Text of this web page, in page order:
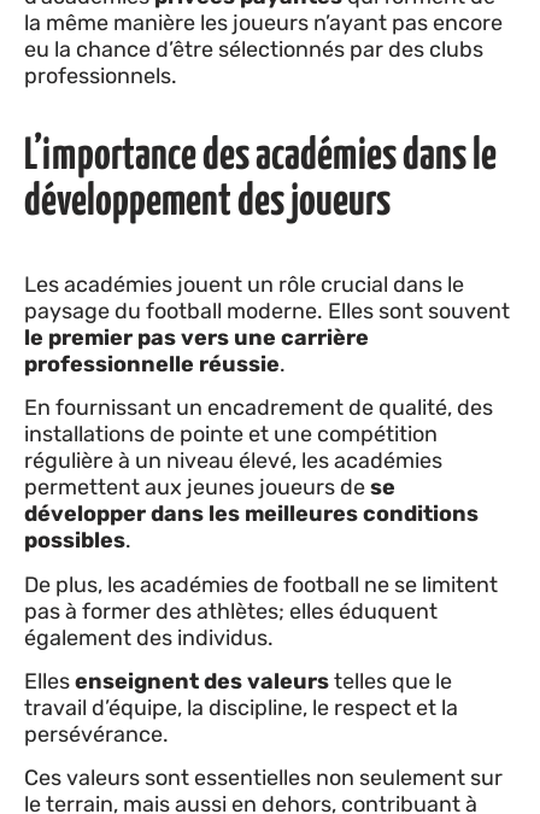
la même manière les joueurs n’ayant pas encore
eu la chance d’être sélectionnés par des clubs
professionnels.
L’importance des académies dans le
développement des joueurs
Les académies jouent un rôle crucial dans le
paysage du football moderne. Elles sont souvent
le premier pas vers une carrière
professionnelle réussie.
En fournissant un encadrement de qualité, des
installations de pointe et une compétition
régulière à un niveau élevé, les académies
permettent aux jeunes joueurs dese
développer dans les meilleures conditions
possibles.
De plus, les académies de football ne se limitent
pas à former des athlètes; elles éduquent
également des individus.
Ellesenseignent des valeurstelles que le
travail d’équipe, la discipline, le respect et la
persévérance.
Ces valeurs sont essentielles non seulement sur
le terrain, mais aussi en dehors, contribuant à